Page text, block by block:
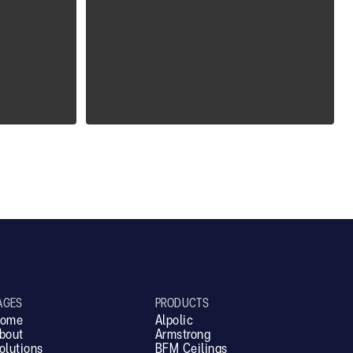
PRODUCTS
Alpolic
Armstrong
BFM Ceilings